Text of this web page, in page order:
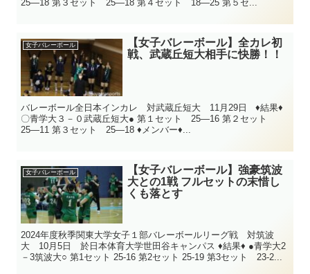
25―18 第３セット 25―18 第４セット 18―25 第５セ...
女子バレーボール
【女子バレーボール】全カレ初
戦、武蔵丘短大相手に快勝！！
バレーボール全日本インカレ 対武蔵丘短大 11月29日 ♦結果♦
〇青学大３－０武蔵丘短大● 第１セット 25―16 第２セット
25―11 第３セット 25―18 ♦メンバー♦...
女子バレーボール
【女子バレーボール】強豪筑波
大との1戦 フルセットの末惜し
くも落とす
2024年度秋季関東大学女子１部バレーボールリーグ戦 対筑波
大 10月5日 於日本体育大学世田谷キャンパス ♦結果♦ ●青学大2
－3筑波大○ 第1セット 25-16 第2セット 25-19 第3セット 23-2...